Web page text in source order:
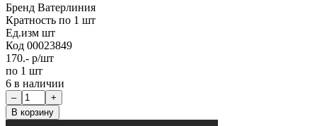
Бренд Ватерлиния
Кратность по 1 шт
Ед.изм шт
Код 00023849
170.- р/шт
по 1 шт
6 в наличии